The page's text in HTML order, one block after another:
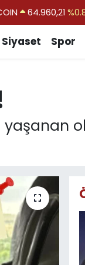
47,7436
EURO
55,2510
Siyaset Spor
yaşanan